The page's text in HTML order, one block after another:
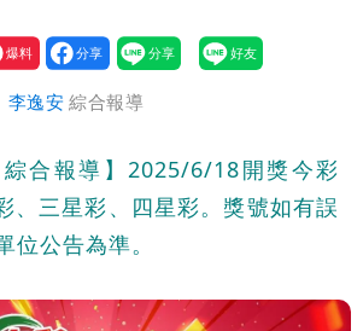
李逸安 綜合報導
綜合報導】2025/6/18開獎今彩
、三星彩、四星彩。獎號如有誤
位公告為準。